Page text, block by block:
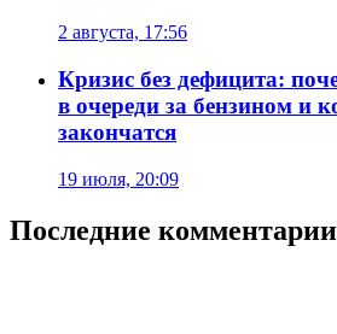
2 августа, 17:56
Кризис без дефицита:
в очереди за бензином и
закончатся
19 июля, 20:09
Последние комментарии